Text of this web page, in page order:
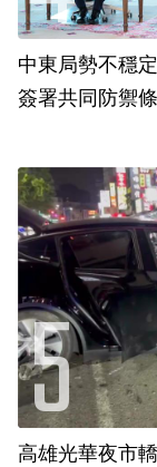
中東局勢不穩
簽署共同防禦
高雄光華夜市